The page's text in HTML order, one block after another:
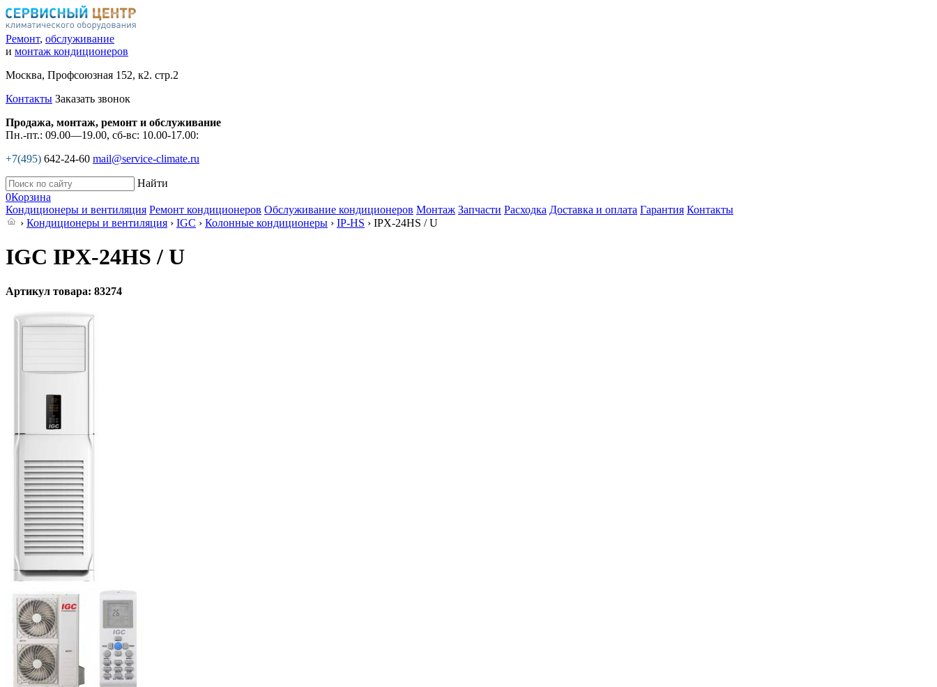
Ремонт, обслуживание
и монтаж кондиционеров
Москва, Профсоюзная 152, к2. стр.2
Контакты Заказать звонок
Продажа, монтаж, ремонт и обслуживание
Пн.-пт.: 09.00—19.00, сб-вс: 10.00-17.00:
+7(495) 642-24-60 mail@service-climate.ru
Найти
0Корзина
Кондиционеры и вентиляция Ремонт кондиционеров Обслуживание кондиционеров Монтаж Запчасти Расходка Доставка и оплата Гарантия Контакты
› Кондиционеры и вентиляция › IGC › Колонные кондиционеры › IP-HS › IPХ-24HS / U
IGC IPХ-24HS / U
Артикул товара: 83274